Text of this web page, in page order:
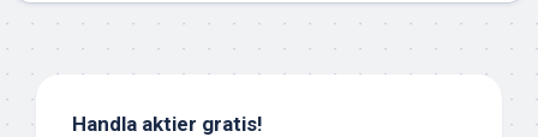
Handla aktier gratis!